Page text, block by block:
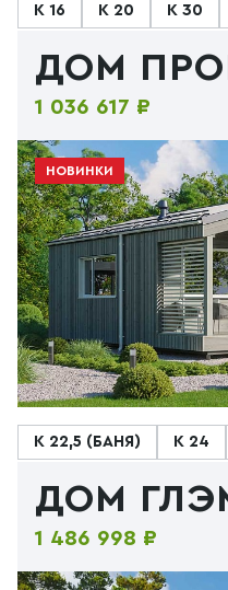
К 16 К 20 К 30
ДОМ
1 036 617 ₽
НОВИНКИ
К 22,5 (БАНЯ) К 24
ДОМ
1 486 998 ₽